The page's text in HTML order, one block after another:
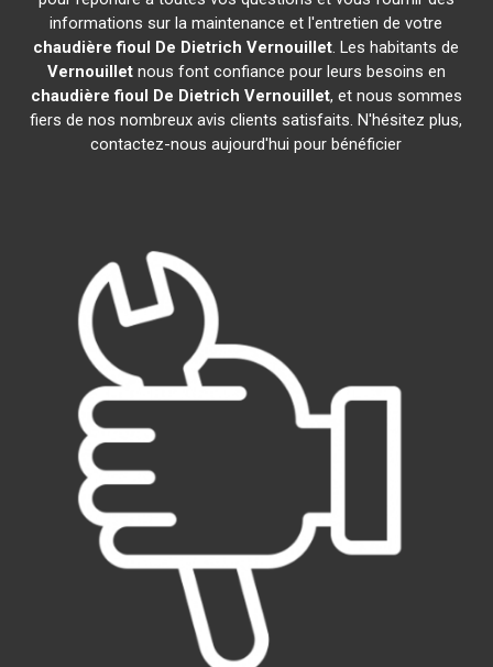
informations sur la maintenance et l'entretien de votre
chaudière fioul De Dietrich Vernouillet. Les habitants de
Vernouilletnous font confiance pour leurs besoins en
chaudière fioul De Dietrich Vernouillet, et nous sommes
fiers de nos nombreux avis clients satisfaits. N'hésitez plus,
contactez-nous aujourd'hui pour bénéficier